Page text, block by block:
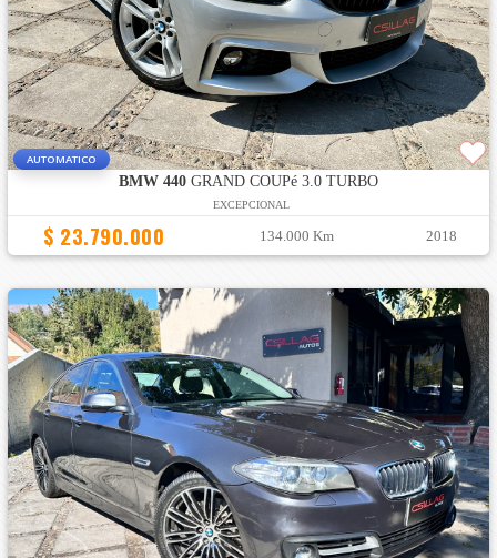
AUTOMATICO
BMW 440GRAND COUPé 3.0 TURBO
EXCEPCIONAL
$ 23.790.000 134.000 Km 2018